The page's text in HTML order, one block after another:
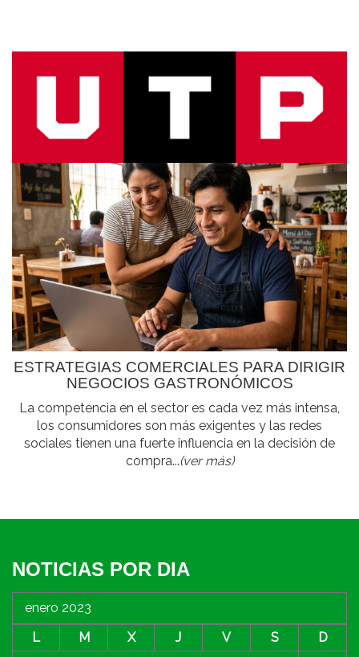
ESTRATEGIAS COMERCIALES PARA DIRIGIR
NEGOCIOS GASTRONÓMICOS
La competencia en el sector es cada vez más intensa,
los consumidores son más exigentes y las redes
sociales tienen una fuerte influencia en la decisión de
compra...(ver más)
NOTICIAS POR DIA
enero 2023
L
M X J V S
D